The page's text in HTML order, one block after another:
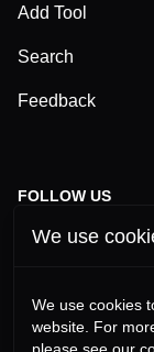
Add Tool
Search
Feedback
FOLLOW US
TikTok
YouTube
We use
We use cookies
website. For